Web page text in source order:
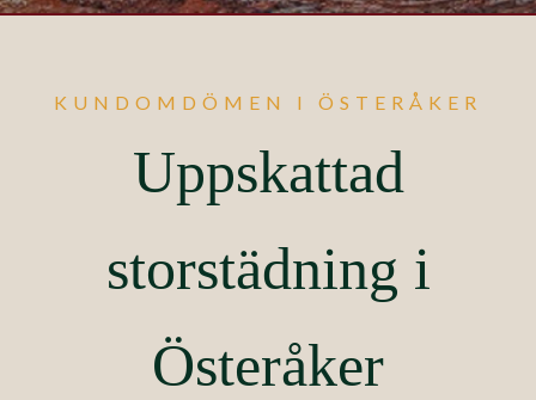
KUNDOMDÖMEN I ÖSTERÅKER
Uppskattad
storstädning i
Österåker